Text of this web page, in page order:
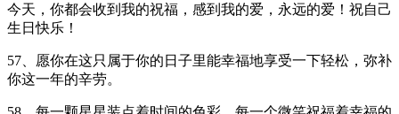
今天，你都会收到我的祝福，感到我的爱，永远的爱！祝自己
生日快乐！
57、愿你在这只属于你的日子里能幸福地享受一下轻松，弥补
你这一年的辛劳。